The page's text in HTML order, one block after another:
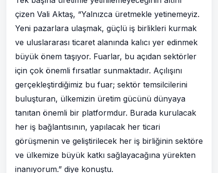
çizen Vali Aktaş, “Yalnızca üretmekle yetinemeyiz.
Yeni pazarlara ulaşmak, güçlü iş birlikleri kurmak
ve uluslararası ticaret alanında kalıcı yer edinmek
büyük önem taşıyor. Fuarlar, bu açıdan sektörler
için çok önemli fırsatlar sunmaktadır. Açılışını
gerçekleştirdiğimiz bu fuar; sektör temsilcilerini
buluşturan, ülkemizin üretim gücünü dünyaya
tanıtan önemli bir platformdur. Burada kurulacak
her iş bağlantısının, yapılacak her ticari
görüşmenin ve geliştirilecek her iş birliğinin sektöre
ve ülkemize büyük katkı sağlayacağına yürekten
inanıyorum.” diye konuştu.